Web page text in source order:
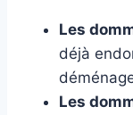
Les
déjà
Les